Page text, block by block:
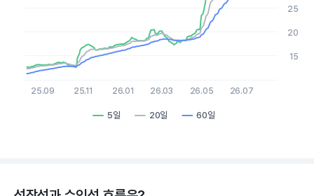
5일 20일 60일
25.09 25.11 26.01 26.03 26.05 26.07
15
20
25